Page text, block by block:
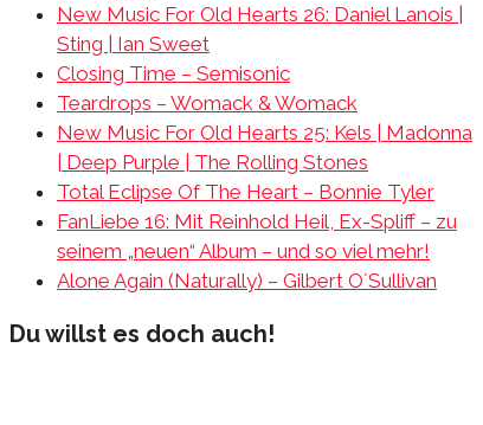
New Music For Old Hearts 26: Daniel Lanois |
Sting | Ian Sweet
Closing Time – Semisonic
Teardrops – Womack & Womack
New Music For Old Hearts 25: Kels | Madonna
| Deep Purple | The Rolling Stones
Total Eclipse Of The Heart – Bonnie Tyler
FanLiebe 16: Mit Reinhold Heil, Ex-Spliff – zu
seinem „neuen“ Album – und so viel mehr!
Alone Again (Naturally) – Gilbert O´Sullivan
Du willst es doch auch!